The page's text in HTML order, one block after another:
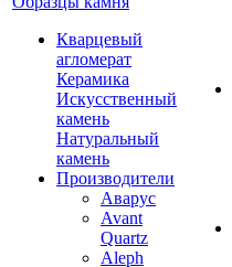
Кварцевый
агломерат
Керамика
Искусственный
камень
Натуральный
камень
Производители
Аварус
Avant
Quartz
Aleph